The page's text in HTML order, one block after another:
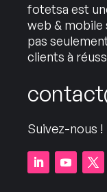
fotetsa est
web & mobile
pas
clients à
Suivez-nous !